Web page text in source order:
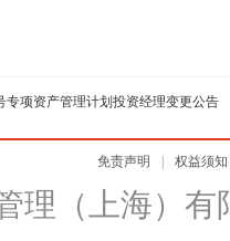
专项资产管理计划投资经理变更公告
免责声明 权益须知
理（上海）